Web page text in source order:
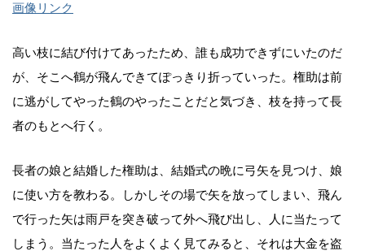
画像リンク
高い枝に結び付けてあったため、誰も成功できずにいたのだ
が、そこへ鶴が飛んできてぽっきり折っていった。権助は前
に逃がしてやった鶴のやったことだと気づき、枝を持って長
者のもとへ行く。
長者の娘と結婚した権助は、結婚式の晩に弓矢を見つけ、娘
に使い方を教わる。しかしその場で矢を放ってしまい、飛ん
で行った矢は雨戸を突き破って外へ飛び出し、人に当たって
しまう。当たった人をよくよく見てみると、それは大金を盗